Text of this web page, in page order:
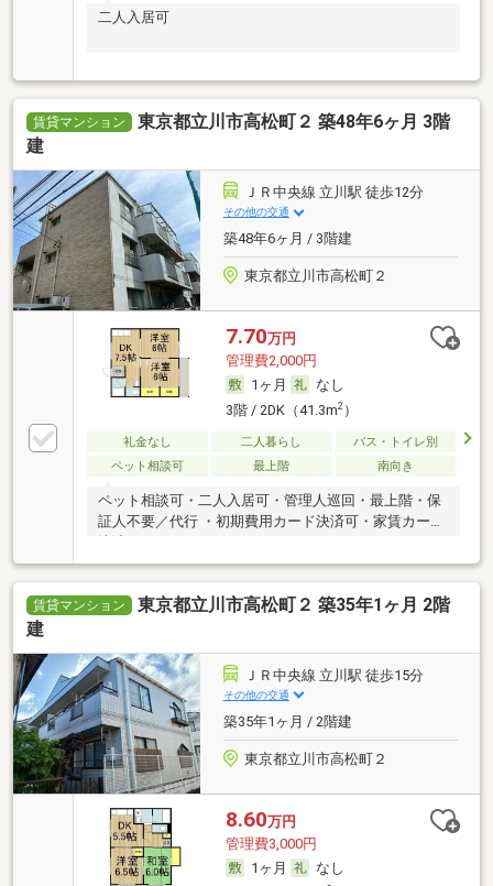
二人入居可
賃貸マンション
東京都立川市高松町２ 築48年6ヶ月 3階
建
ＪＲ中央線 立川駅 徒歩12分
その他の交通
築48年6ヶ月 / 3階建
東京都立川市高松町２
7.70万円
管理費2,000円
1ヶ月
なし
3階 / 2DK（41.3m2）
礼金なし 二人暮らし
バス・トイレ別
ペット相談可
最上階 南向き
ペット相談可・二人入居可・管理人巡回・最上階・保
証人不要／代行 ・初期費用カード決済可・家賃カード
決済可
賃貸マンション
東京都立川市高松町２ 築35年1ヶ月 2階
建
ＪＲ中央線 立川駅 徒歩15分
その他の交通
築35年1ヶ月 / 2階建
東京都立川市高松町２
8.60万円
管理費3,000円
1ヶ月
なし